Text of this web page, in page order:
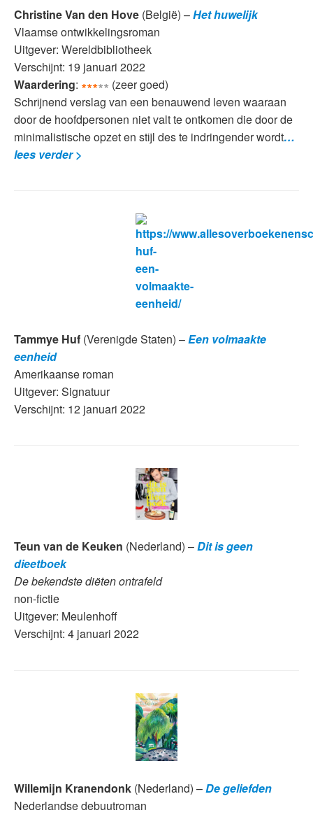
Christine Van den Hove (België) –Het huwelijk
Vlaamse ontwikkelingsroman
Uitgever: Wereldbibliotheek
Verschijnt: 19 januari 2022
Waardering: ∗∗∗∗∗ (zeer goed)
Schrijnend verslag van een benauwend leven waaraan
door de hoofdpersonen niet valt te ontkomen die door de
minimalistische opzet en stijl des te indringender wordt…
lees verder >
Tammye Huf (Verenigde Staten) – Een volmaakte
eenheid
Amerikaanse roman
Uitgever: Signatuur
Verschijnt: 12 januari 2022
Teun van de Keuken (Nederland) –Dit is geen
dieetboek
De bekendste diëten ontrafeld
non-fictie
Uitgever: Meulenhoff
Verschijnt: 4 januari 2022
Willemijn Kranendonk (Nederland) –De geliefden
Nederlandse debuutroman